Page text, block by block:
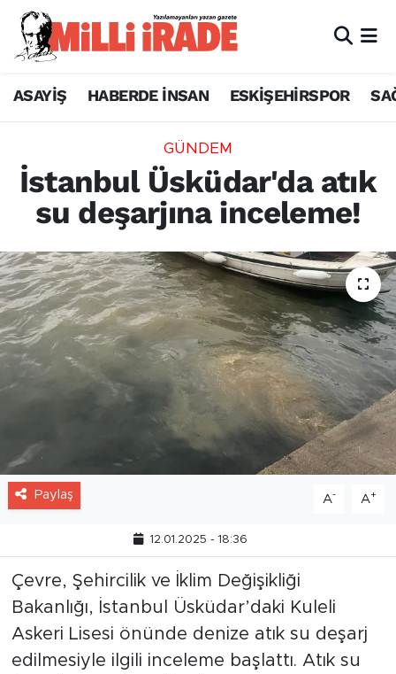
ASAYİŞ HABERDE İNSAN ESKİŞEHİRSPOR
GÜNDEM
İstanbul Üsküdar'da atık
su deşarjına inceleme!
Paylaş A- A+
12.01.2025 - 18:36
Çevre, Şehircilik ve İklim Değişikliği
Bakanlığı, İstanbul Üsküdar’daki Kuleli
Askeri Lisesi önünde denize atık su deşarj
edilmesiyle ilgili inceleme başlattı. Atık su